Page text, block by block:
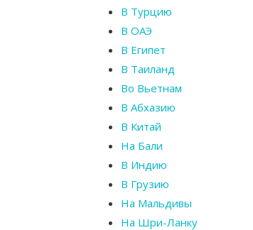
В Турцию
В ОАЭ
В Египет
В Таиланд
Во Вьетнам
В Абхазию
В Китай
На Бали
В Индию
В Грузию
На Мальдивы
На Шри-Ланку